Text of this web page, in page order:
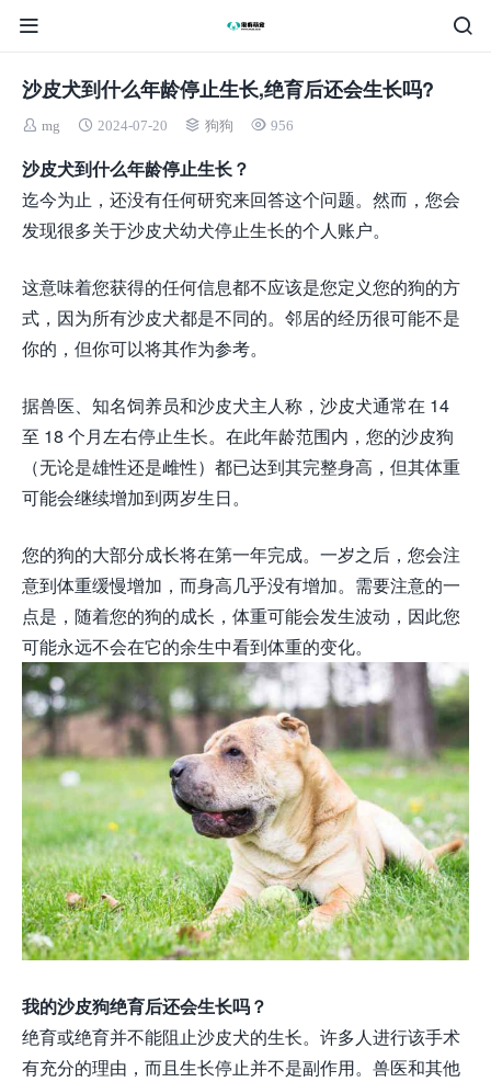
沙皮犬到什么年龄停止生长,绝育后还会生长吗?
mg 2024-07-20 狗狗 956
沙皮犬到什么年龄停止生长？
迄今为止，还没有任何研究来回答这个问题。然而，您会
发现很多关于沙皮犬幼犬停止生长的个人账户。
这意味着您获得的任何信息都不应该是您定义您的狗的方
式，因为所有沙皮犬都是不同的。邻居的经历很可能不是
你的，但你可以将其作为参考。
据兽医、知名饲养员和沙皮犬主人称，沙皮犬通常在 14
至 18 个月左右停止生长。在此年龄范围内，您的沙皮狗
（无论是雄性还是雌性）都已达到其完整身高，但其体重
可能会继续增加到两岁生日。
您的狗的大部分成长将在第一年完成。一岁之后，您会注
意到体重缓慢增加，而身高几乎没有增加。需要注意的一
点是，随着您的狗的成长，体重可能会发生波动，因此您
可能永远不会在它的余生中看到体重的变化。
我的沙皮狗绝育后还会生长吗？
绝育或绝育并不能阻止沙皮犬的生长。许多人进行该手术
有充分的理由，而且生长停止并不是副作用。兽医和其他